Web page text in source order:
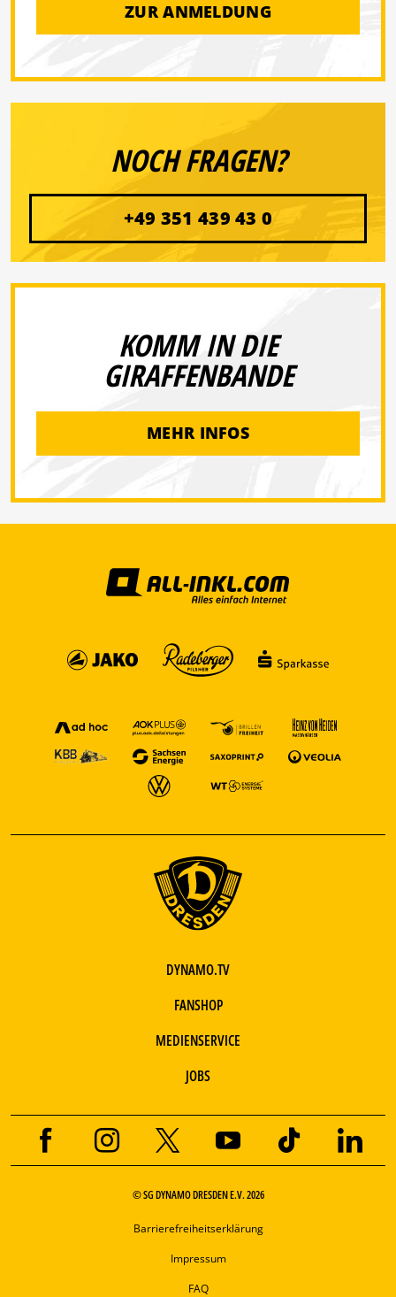
ZUR ANMELDUNG
NOCH FRAGEN?
+49 351 439 43 0
KOMM IN DIE
GIRAFFENBANDE
MEHR INFOS
DYNAMO.TV
FANSHOP
MEDIENSERVICE
JOBS
© SG DYNAMO DRESDEN E.V. 2026
Barrierefreiheitserklärung
Impressum
FAQ